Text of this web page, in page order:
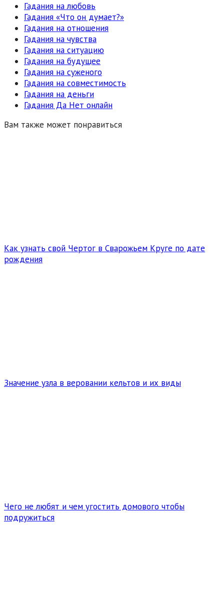
Гадания на любовь
Гадания «Что он думает?»
Гадания на отношения
Гадания на чувства
Гадания на ситуацию
Гадания на будущее
Гадания на суженого
Гадания на совместимость
Гадания на деньги
Гадания Да Нет онлайн
Вам также может понравиться
Как узнать свой Чертог в Сварожьем Круге по дате
рождения
Значение узла в веровании кельтов и их виды
Чего не любят и чем угостить домового чтобы
подружиться